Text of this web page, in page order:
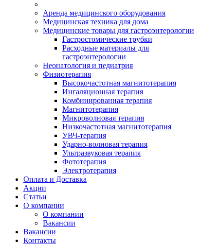
Аренда медицинского оборудования
Медицинская техника для дома
Медицинские товары для гастроэнтерологии
Гастростомические трубки
Расходные материалы для
гастроэнтерологии
Неонатология и педиатрия
Физиотерапия
Высокочастотная магнитотерапия
Ингаляционная терапия
Комбинированная терапия
Магнитотерапия
Микроволновая терапия
Низкочастотная магнитотерапия
УВЧ-терапия
Ударно-волновая терапия
Ультразвуковая терапия
Фототерапия
Электротерапия
Оплата и Доставка
Акции
Статьи
О компании
О компании
Вакансии
Вакансии
Контакты